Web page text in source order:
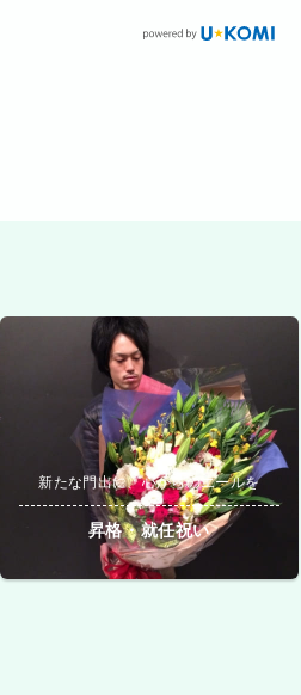
新たな門出に、心からのエールを
昇格・就任祝い